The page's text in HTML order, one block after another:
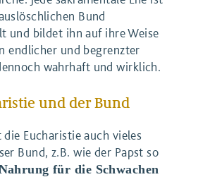
Bund
und bildet ihn auf ihre Weise
endlicher und begrenzter
wahrhaft und wirklich.
und der Bund
Eucharistie auch vieles
Bund, z.B. wie der Papst so
für die Schwachen